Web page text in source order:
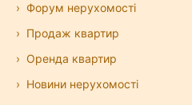
Форум нерухомості
Продаж квартир
Оренда квартир
Новини нерухомості